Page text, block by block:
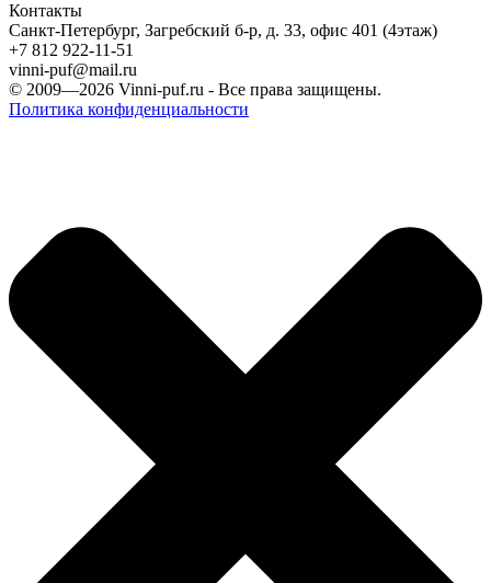
Контакты
Санкт-Петербург, Загребский б-р, д. 33, офис 401 (4этаж)
+7 812 922-11-51
vinni-puf@mail.ru
© 2009—2026 Vinni-puf.ru - Все права защищены.
Политика конфиденциальности